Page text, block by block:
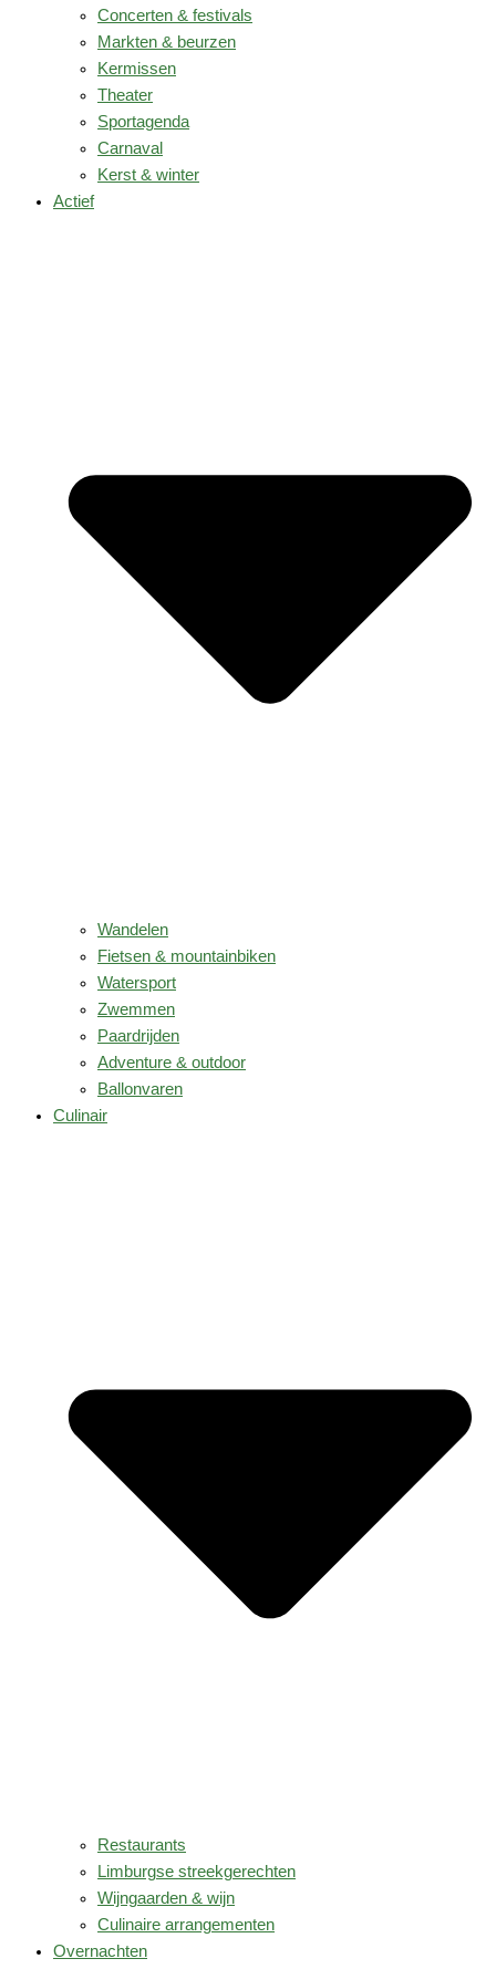
Concerten & festivals
Markten & beurzen
Kermissen
Theater
Sportagenda
Carnaval
Kerst & winter
Actief
Wandelen
Fietsen & mountainbiken
Watersport
Zwemmen
Paardrijden
Adventure & outdoor
Ballonvaren
Culinair
Restaurants
Limburgse streekgerechten
Wijngaarden & wijn
Culinaire arrangementen
Overnachten